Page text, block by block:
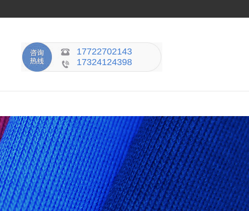
17722702143
17324124398